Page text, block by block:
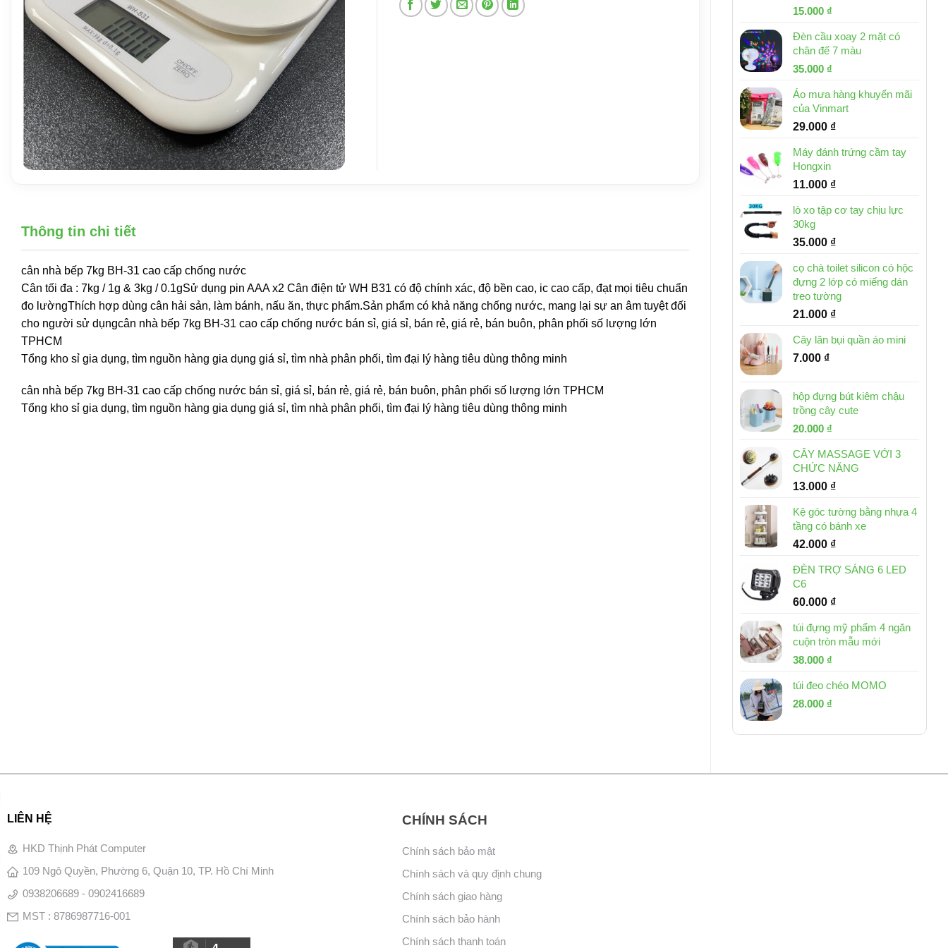
Giá
là:
32.000 ₫.
15.000 ₫
tại
là:
Đèn cầu xoay 2 mặt có
chân đế 7 màu
Giá
là:
46.000 ₫.
35.000 ₫
tại
là:
35.000 ₫.
Áo mưa hàng khuyến mãi
của Vinmart
29.000 ₫
Máy đánh trứng cầm tay
Hongxin
11.000 ₫
lò xo tập cơ tay chịu lực
30kg
35.000 ₫
cọ chà toilet silicon có hộc
đựng 2 lớp có miếng dán
treo tường
21.000 ₫
Cây lăn bụi quần áo mini
7.000 ₫
hộp đựng bút kiêm chậu
trồng cây cute
Giá
là:
30.000 ₫.
20.000 ₫
tại
là:
20.000 ₫.
CÂY MASSAGE VỚI 3
CHỨC NĂNG
13.000 ₫
Kệ góc tường bằng nhựa 4
tầng có bánh xe
42.000 ₫
ĐÈN TRỢ SÁNG 6 LED
C6
60.000 ₫
túi đựng mỹ phẩm 4 ngăn
cuộn tròn mẫu mới
Giá
là:
53.000 ₫.
38.000 ₫
tại
túi đeo chéo MOMO
Giá
là:
28.000 ₫
tại
Thông tin chi tiết
cân nhà bếp 7kg BH-31 cao cấp chống nước
Cân tối đa : 7kg / 1g & 3kg / 0.1gSử dụng pin AAA x2 Cân điện tử WH B31 có độ chính xác, độ bền cao, ic cao cấp, đạt mọi tiêu chuẩn
đo lườngThích hợp dùng cân hải sản, làm bánh, nấu ăn, thực phẩm.Sản phẩm có khả năng chống nước, mang lại sự an âm tuyệt đối
cho người sử dụngcân nhà bếp 7kg BH-31 cao cấp chống nước bán sỉ, giá sỉ, bán rẻ, giá rẻ, bán buôn, phân phối số lượng lớn
TPHCM
Tổng kho sỉ gia dụng, tìm nguồn hàng gia dụng giá sỉ, tìm nhà phân phối, tìm đại lý hàng tiêu dùng thông minh
cân nhà bếp 7kg BH-31 cao cấp chống nước bán sỉ, giá sỉ, bán rẻ, giá rẻ, bán buôn, phân phối số lượng lớn TPHCM
Tổng kho sỉ gia dụng, tìm nguồn hàng gia dụng giá sỉ, tìm nhà phân phối, tìm đại lý hàng tiêu dùng thông minh
LIÊN HỆ
HKD Thịnh Phát Computer
109 Ngô Quyền, Phường 6, Quận 10, TP. Hồ Chí Minh
0938206689 - 0902416689
MST : 8786987716-001
CHÍNH SÁCH
Chính sách bảo mật
Chính sách và quy định chung
Chính sách giao hàng
Chính sách bảo hành
Chính sách thanh toán